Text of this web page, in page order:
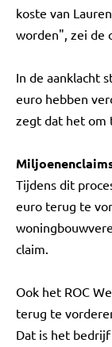
koste van
worden", zei de
In de aanklacht
euro hebben
zegt dat het om
Tijdens dit
euro terug te
claim.
Ook het ROC
terug te
Dat is het